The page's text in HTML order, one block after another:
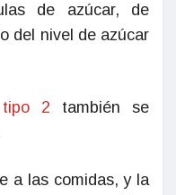
de azúcar, de
del nivel de azúcar
tipo 2 también se
a las comidas, y la